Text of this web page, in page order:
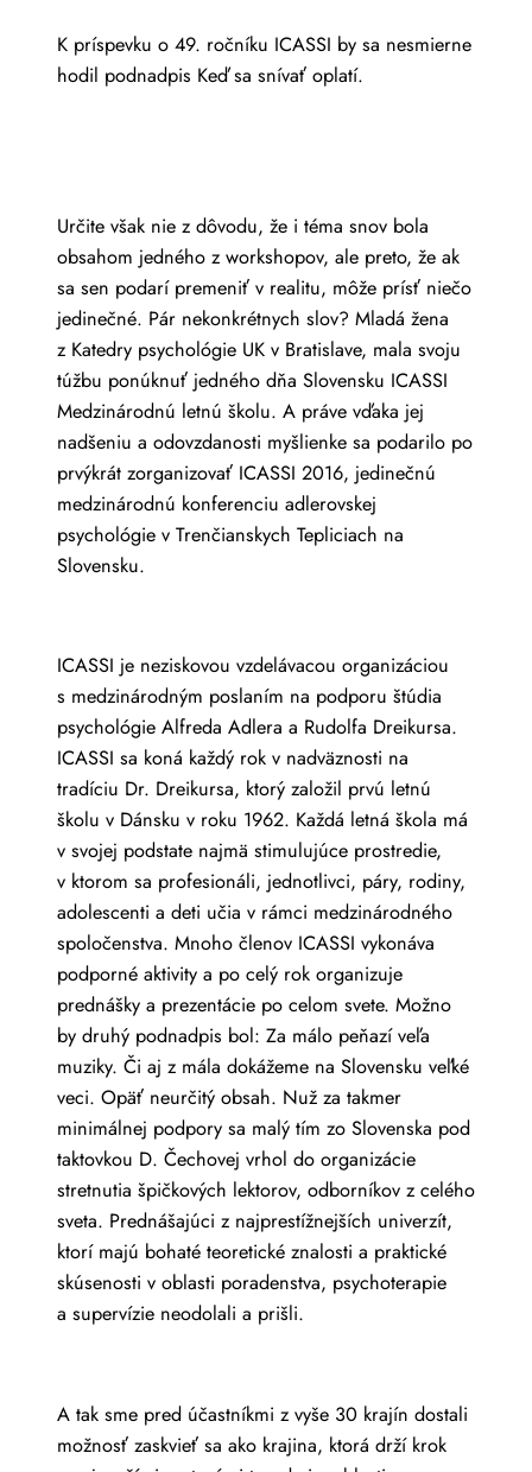
K príspevku o 49. ročníku ICASSI by sa nesmierne
hodil podnadpis Keď sa snívať oplatí.
Určite však nie z dôvodu, že i téma snov bola
obsahom jedného z workshopov, ale preto, že ak
sa sen podarí premeniť v realitu, môže prísť niečo
jedinečné. Pár nekonkrétnych slov? Mladá žena
z Katedry psychológie UK v Bratislave, mala svoju
túžbu ponúknuť jedného dňa Slovensku ICASSI
Medzinárodnú letnú školu. A práve vďaka jej
nadšeniu a odovzdanosti myšlienke sa podarilo po
prvýkrát zorganizovať ICASSI 2016, jedinečnú
medzinárodnú konferenciu adlerovskej
psychológie v Trenčianskych Tepliciach na
Slovensku.
ICASSI je neziskovou vzdelávacou organizáciou
s medzinárodným poslaním na podporu štúdia
psychológie Alfreda Adlera a Rudolfa Dreikursa.
ICASSI sa koná každý rok v nadväznosti na
tradíciu Dr. Dreikursa, ktorý založil prvú letnú
školu v Dánsku v roku 1962. Každá letná škola má
v svojej podstate najmä stimulujúce prostredie,
v ktorom sa profesionáli, jednotlivci, páry, rodiny,
adolescenti a deti učia v rámci medzinárodného
spoločenstva. Mnoho členov ICASSI vykonáva
podporné aktivity a po celý rok organizuje
prednášky a prezentácie po celom svete. Možno
by druhý podnadpis bol: Za málo peňazí veľa
muziky. Či aj z mála dokážeme na Slovensku veľké
veci. Opäť neurčitý obsah. Nuž za takmer
minimálnej podpory sa malý tím zo Slovenska pod
taktovkou D. Čechovej vrhol do organizácie
stretnutia špičkových lektorov, odborníkov z celého
sveta. Prednášajúci z najprestížnejších univerzít,
ktorí majú bohaté teoretické znalosti a praktické
skúsenosti v oblasti poradenstva, psychoterapie
a supervízie neodolali a prišli.
A tak sme pred účastníkmi z vyše 30 krajín dostali
možnosť zaskvieť sa ako krajina, ktorá drží krok